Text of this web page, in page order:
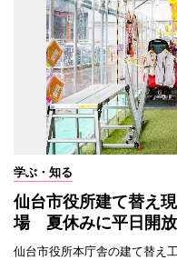
学ぶ・知る
仙台市役所建て替え
場 夏休みに平日開
仙台市役所本庁舎の建て替え